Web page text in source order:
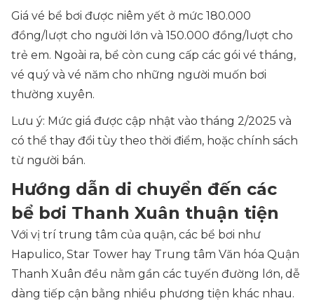
Giá vé bể bơi được niêm yết ở mức 180.000
đồng/lượt cho người lớn và 150.000 đồng/lượt cho
trẻ em. Ngoài ra, bể còn cung cấp các gói vé tháng,
vé quý và vé năm cho những người muốn bơi
thường xuyên.
Lưu ý: Mức giá được cập nhật vào tháng 2/2025 và
có thể thay đổi tùy theo thời điểm, hoặc chính sách
từ người bán.
Hướng dẫn di chuyển đến các
bể bơi Thanh Xuân thuận tiện
Với vị trí trung tâm của quận, các bể bơi như
Hapulico, Star Tower hay Trung tâm Văn hóa Quận
Thanh Xuân đều nằm gần các tuyến đường lớn, dễ
dàng tiếp cận bằng nhiều phương tiện khác nhau.